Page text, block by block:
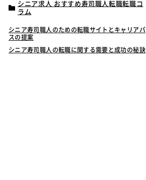
シニア求人 おすすめ寿司職人転職転職コ
ラム
シニア寿司職人のための転職サイトとキャリアパ
スの提案
シニア寿司職人の転職に関する需要と成功の秘訣